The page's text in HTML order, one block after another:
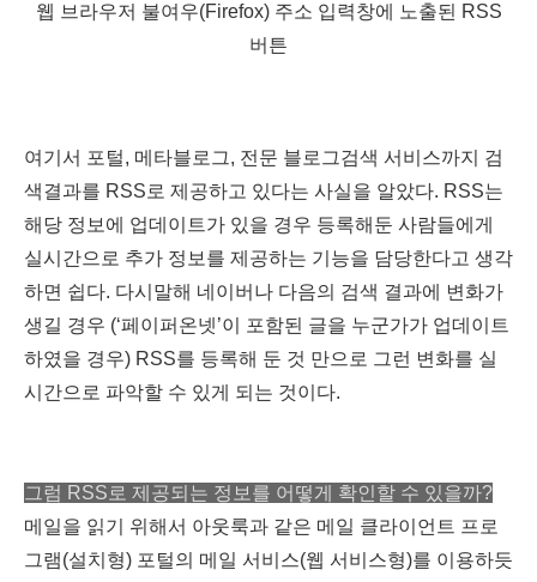
웹 브라우저 불여우(Firefox) 주소 입력창에 노출된 RSS
버튼
여기서 포털, 메타블로그, 전문 블로그검색 서비스까지 검
색결과를 RSS로 제공하고 있다는 사실을 알았다. RSS는
해당 정보에 업데이트가 있을 경우 등록해둔 사람들에게
실시간으로 추가 정보를 제공하는 기능을 담당한다고 생각
하면 쉽다. 다시말해 네이버나 다음의 검색 결과에 변화가
생길 경우 (‘페이퍼온넷’이 포함된 글을 누군가가 업데이트
하였을 경우) RSS를 등록해 둔 것 만으로 그런 변화를 실
시간으로 파악할 수 있게 되는 것이다.
그럼 RSS로 제공되는 정보를 어떻게 확인할 수 있을까?
메일을 읽기 위해서 아웃룩과 같은 메일 클라이언트 프로
그램(설치형) 포털의 메일 서비스(웹 서비스형)를 이용하듯